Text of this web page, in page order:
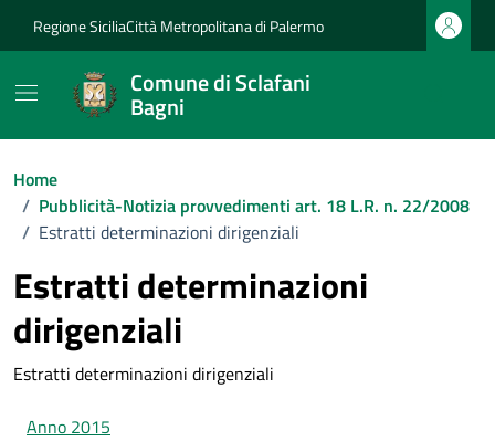
Regione SiciliaCittà Metropolitana di Palermo
Comune di Sclafani
Bagni
Home
/ Pubblicità-Notizia provvedimenti art. 18 L.R. n. 22/2008
/ Estratti determinazioni dirigenziali
Estratti determinazioni
dirigenziali
Estratti determinazioni dirigenziali
Anno 2015